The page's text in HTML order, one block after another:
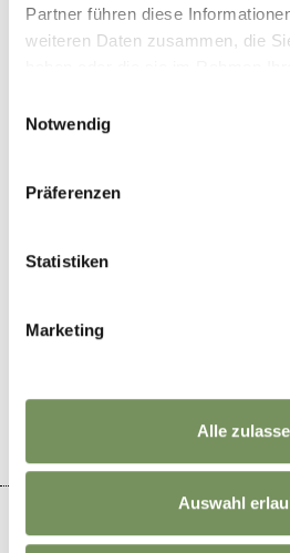
Partner führen diese
weiteren Daten zusammen, die
Notwendig
Präferenzen
Statistiken
Marketing
Alle
Auswahl
gasthauslazins@gmail.com
T+39 0473 424482
LE CONTENU VOUS A-T-IL